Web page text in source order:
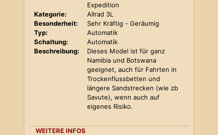
Expedition
Kategorie:
Allrad 3L
Besonderheit:
Sehr Kräftig - Geräumig
Typ:
Automatik
Schaltung:
Automatik
Beschreibung:
Dieses Model ist für ganz
Namibia und Botswana
geeignet, auch für Fahrten in
Trockenflussbetten und
längere Sandstrecken (wie zb
Savute), wenn auch auf
eigenes Risiko.
WEITERE INFOS